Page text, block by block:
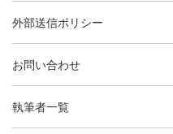
外部送信ポリシー
お問い合わせ
執筆者一覧